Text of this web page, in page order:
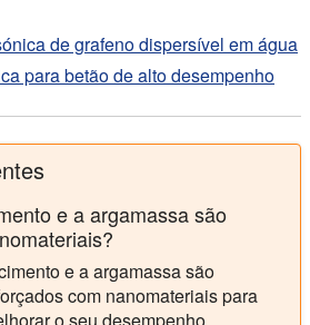
de grafeno dispersível em água
para betão de alto desempenho
e a argamassa são
e a argamassa são
com nanomateriais para
o seu desempenho